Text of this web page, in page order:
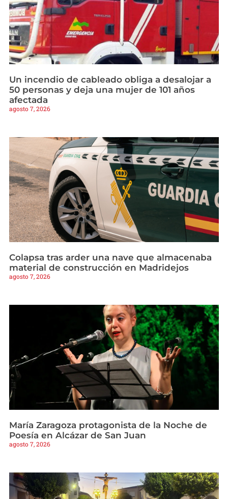
Un incendio de cableado obliga a desalojar a
50 personas y deja una mujer de 101 años
afectada
agosto 7, 2026
Colapsa tras arder una nave que almacenaba
material de construcción en Madridejos
agosto 7, 2026
María Zaragoza protagonista de la Noche de
Poesía en Alcázar de San Juan
agosto 7, 2026